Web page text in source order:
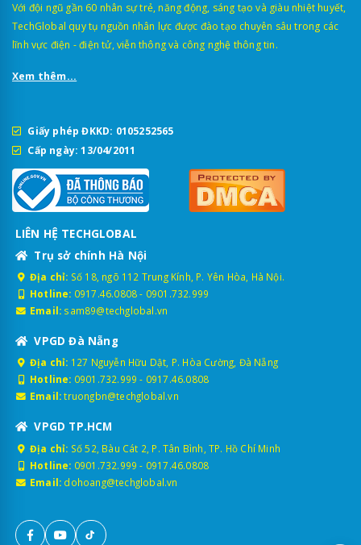
Với đội ngũ gần 60 nhân sự trẻ, năng động, sáng tạo và giàu nhiệt huyết,
TechGlobal quy tụ nguồn nhân lực được đào tạo chuyên sâu trong các
lĩnh vực điện - điện tử, viễn thông và công nghệ thông tin.
Xem thêm...
Giấy phép ĐKKD: 0105252565
Cấp ngày: 13/04/2011
LIÊN HỆ TECHGLOBAL
Trụ sở chính Hà Nội
Địa chỉ: Số 18, ngõ 112 Trung Kính, P. Yên Hòa, Hà Nội.
Hotline: 0917.46.0808- 0901.732.999
Email: sam89@techglobal.vn
VPGD Đà Nẵng
Địa chỉ: 127 Nguyễn Hữu Dật, P. Hòa Cường, Đà Nẵng
Hotline: 0901.732.999 - 0917.46.0808
Email: truongbn@techglobal.vn
VPGD TP.HCM
Địa chỉ: Số 52, Bàu Cát 2, P. Tân Bình, TP. Hồ Chí Minh
Hotline: 0901.732.999 - 0917.46.0808
Email: dohoang@techglobal.vn